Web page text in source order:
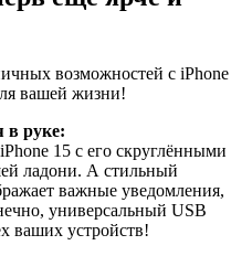
возможностей с iPhone
вашей жизни!
в руке:
15 с его скруглёнными
ладони. А стильный
важные уведомления,
универсальный USB
ваших устройств!